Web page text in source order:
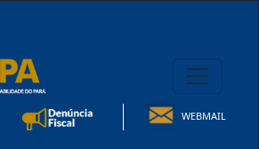
WEBMAIL